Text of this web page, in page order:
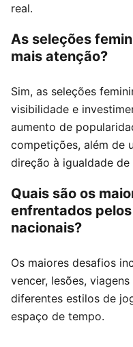
real.
As seleções
mais atenção?
Sim, as seleções
visibilidade e
aumento de
competições, além de
direção à igualdade
Quais são os
enfrentados
nacionais?
Os maiores desafios
vencer, lesões,
diferentes estilos de
espaço de tempo.